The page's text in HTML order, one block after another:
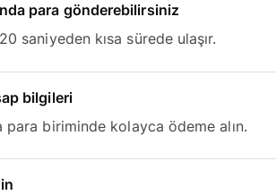
para gönderebilirsiniz
saniyeden kısa sürede ulaşır.
bilgileri
para biriminde kolayca ödeme alın.